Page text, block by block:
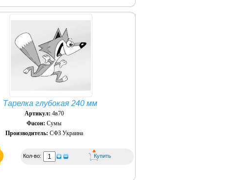
Тарелка глубокая 240 мм
Артикул: 4в70
Фасон: Сумы
Производитель: СФЗ Украина
Кол-во: